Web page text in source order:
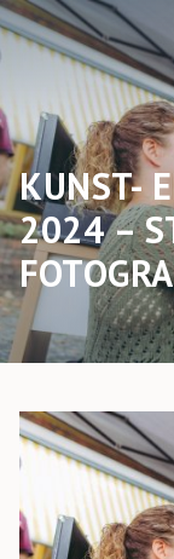
KUNST-
2024 –